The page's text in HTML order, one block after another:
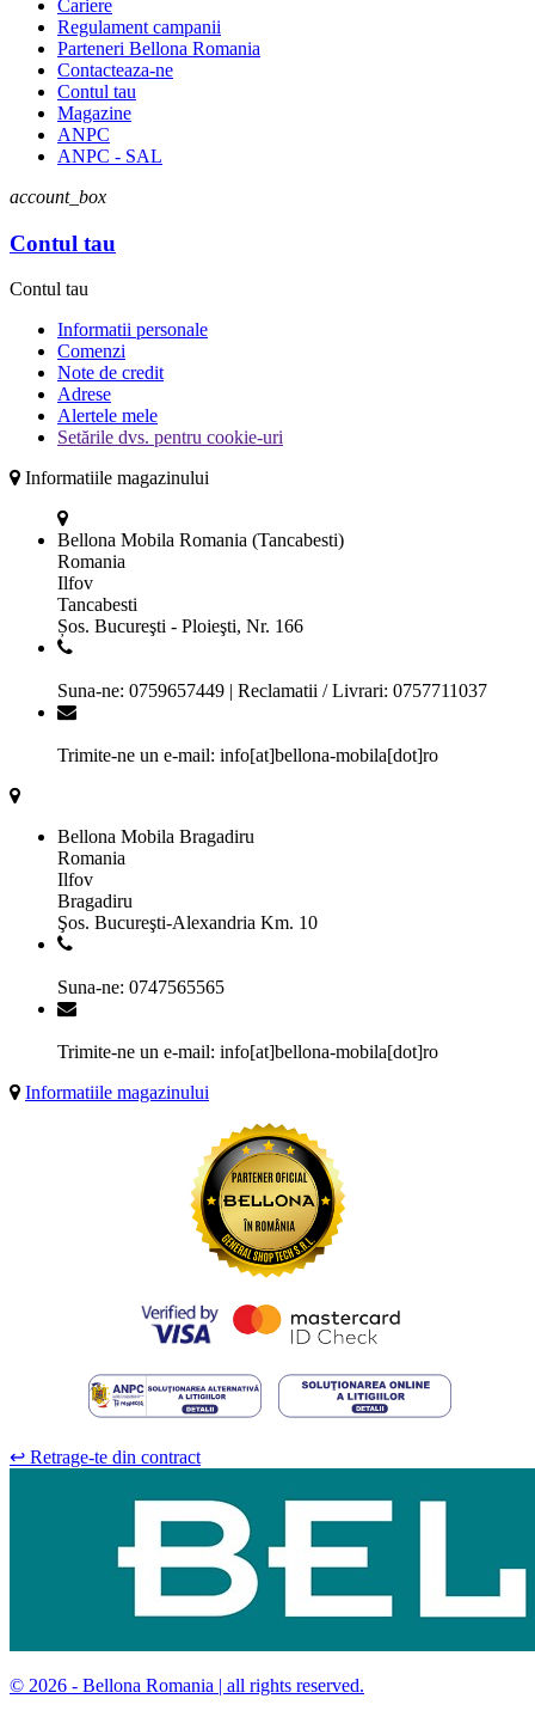
Cariere
Regulament campanii
Parteneri Bellona Romania
Contacteaza-ne
Contul tau
Magazine
ANPC
ANPC - SAL
account_box
Contul tau
Contul tau
Informatii personale
Comenzi
Note de credit
Adrese
Alertele mele
Setările dvs. pentru cookie-uri
Informatiile magazinului
Bellona Mobila Romania (Tancabesti)
Romania
Ilfov
Tancabesti
Șos. Bucureşti - Ploieşti, Nr. 166
Suna-ne: 0759657449 | Reclamatii / Livrari: 0757711037
Trimite-ne un e-mail: info[at]bellona-mobila[dot]ro
Bellona Mobila Bragadiru
Romania
Ilfov
Bragadiru
Şos. Bucureşti-Alexandria Km. 10
Suna-ne: 0747565565
Trimite-ne un e-mail: info[at]bellona-mobila[dot]ro
Informatiile magazinului
↩ Retrage-te din contract
© 2026 - Bellona Romania | all rights reserved.